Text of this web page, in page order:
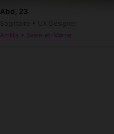
Abd, 23
Amillis • Seine-et-Marne